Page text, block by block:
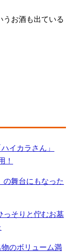
うお酒も出ている
イカラさん」
！
の舞台にもなった
っそりと佇むお墓
物のボリューム満